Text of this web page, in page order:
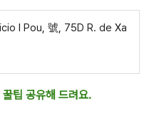
I Pou, 號, 75D R. de Xa
팁 공유해 드려요.